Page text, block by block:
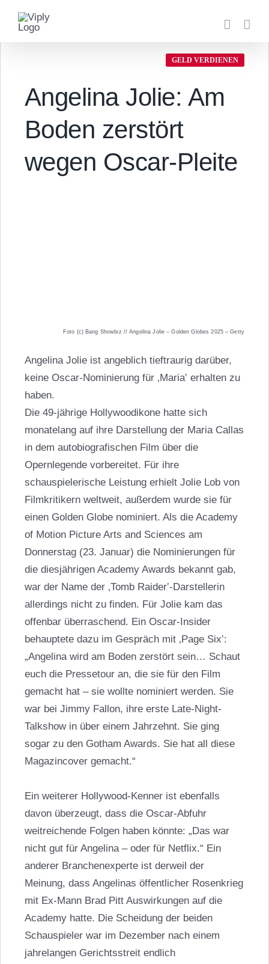
Inhalt
springen
GELD VERDIENEN
Angelina Jolie: Am
Boden zerstört
wegen Oscar-Pleite
Foto (c) Bang Showbiz // Angelina Jolie – Golden Globes 2025 – Getty
Angelina Jolie ist angeblich tieftraurig darüber,
keine Oscar-Nominierung für ‚Maria‛ erhalten zu
haben.
Die 49-jährige Hollywoodikone hatte sich
monatelang auf ihre Darstellung der Maria Callas
in dem autobiografischen Film über die
Opernlegende vorbereitet. Für ihre
schauspielerische Leistung erhielt Jolie Lob von
Filmkritikern weltweit, außerdem wurde sie für
einen Golden Globe nominiert. Als die Academy
of Motion Picture Arts and Sciences am
Donnerstag (23. Januar) die Nominierungen für
die diesjährigen Academy Awards bekannt gab,
war der Name der ‚Tomb Raider‛-Darstellerin
allerdings nicht zu finden. Für Jolie kam das
offenbar überraschend. Ein Oscar-Insider
behauptete dazu im Gespräch mit ‚Page Six‛:
„Angelina wird am Boden zerstört sein… Schaut
euch die Pressetour an, die sie für den Film
gemacht hat – sie wollte nominiert werden. Sie
war bei Jimmy Fallon, ihre erste Late-Night-
Talkshow in über einem Jahrzehnt. Sie ging
sogar zu den Gotham Awards. Sie hat all diese
Magazincover gemacht.“
Ein weiterer Hollywood-Kenner ist ebenfalls
davon überzeugt, dass die Oscar-Abfuhr
weitreichende Folgen haben könnte: „Das war
nicht gut für Angelina – oder für Netflix.“ Ein
anderer Branchenexperte ist derweil der
Meinung, dass Angelinas öffentlicher Rosenkrieg
mit Ex-Mann Brad PittAuswirkungen auf die
Academy hatte. Die Scheidung der beiden
Schauspieler war im Dezember nach einem
jahrelangen Gerichtsstreit endlich